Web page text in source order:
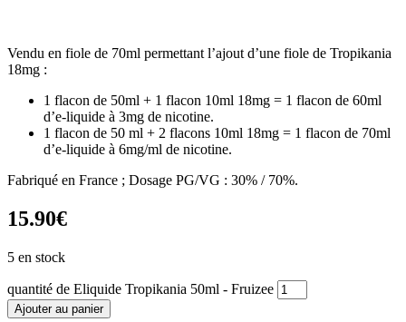
Vendu en fiole de 70ml permettant l’ajout d’une fiole de Tropikania
18mg :
1 flacon de 50ml + 1 flacon 10ml 18mg = 1 flacon de 60ml
d’e-liquide à 3mg de nicotine.
1 flacon de 50 ml + 2 flacons 10ml 18mg = 1 flacon de 70ml
d’e-liquide à 6mg/ml de nicotine.
Fabriqué en France ; Dosage PG/VG : 30% / 70%.
15.90€
5 en stock
quantité de Eliquide Tropikania 50ml - Fruizee
Ajouter au panier